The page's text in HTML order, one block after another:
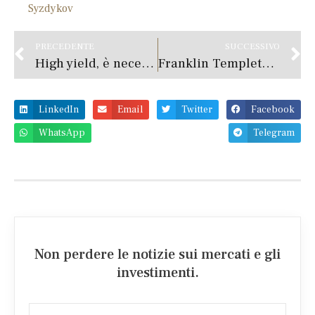
Syzdykov
PRECEDENTE
High yield, è necessario puntare sulla qualità per battere la crisi
SUCCESSIVO
Franklin Templeton ha siglato un accordo di distribuzione degli ETF con IWBank
LinkedIn Email Twitter
Facebook
WhatsApp
Telegram
Non perdere le notizie sui mercati e gli
investimenti.